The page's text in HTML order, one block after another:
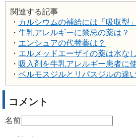
関連する記事
・ カルシウムの補給には「吸収型
・ 牛乳アレルギーに禁忌の薬は？
・ エンシュアの代替薬は？
・ エルメッドエーザイの薬は水な
・ 吸入剤を牛乳アレルギー患者に
・ ベルモスジルとリパスジルの違
コメント
名前